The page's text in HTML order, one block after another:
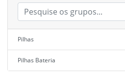
Pilhas
Pilhas Bateria